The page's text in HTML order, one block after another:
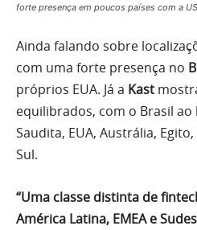
forte presença em poucos países com a
Ainda falando sobre
com uma forte presença no
próprios EUA. Já a Kast
equilibrados, com o Brasil ao
Saudita, EUA, Austrália,
Sul.
“Uma classe distinta de
América Latina, EMEA e